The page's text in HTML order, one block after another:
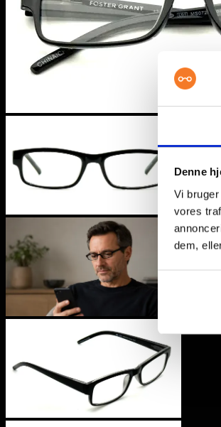
Denne
Vi
vores
dem,